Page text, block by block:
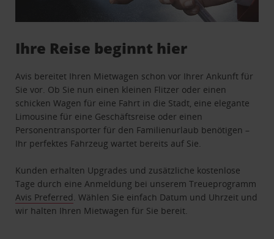
Ihre Reise beginnt hier
Avis bereitet Ihren Mietwagen schon vor Ihrer Ankunft für
Sie vor. Ob Sie nun einen kleinen Flitzer oder einen
schicken Wagen für eine Fahrt in die Stadt, eine elegante
Limousine für eine Geschäftsreise oder einen
Personentransporter für den Familienurlaub benötigen –
Ihr perfektes Fahrzeug wartet bereits auf Sie.
Kunden erhalten Upgrades und zusätzliche kostenlose
Tage durch eine Anmeldung bei unserem Treueprogramm
Avis Preferred . Wählen Sie einfach Datum und Uhrzeit und
wir halten Ihren Mietwagen für Sie bereit.